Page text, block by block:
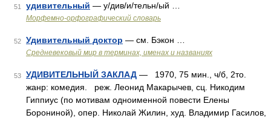
51 удивительный — у/див/и/тельн/ый …
Морфемно-орфографический словарь
52 Удивительный доктор — см. Бэкон …
Средневековый мир в терминах, именах и названиях
53 УДИВИТЕЛЬНЫЙ ЗАКЛАД — 1970, 75 мин., ч/б, 2то.
жанр: комедия. реж. Леонид Макарычев, сц. Никодим
Гиппиус (по мотивам одноименной повести Елены
Борониной), опер. Николай Жилин, худ. Владимир Гасилов,